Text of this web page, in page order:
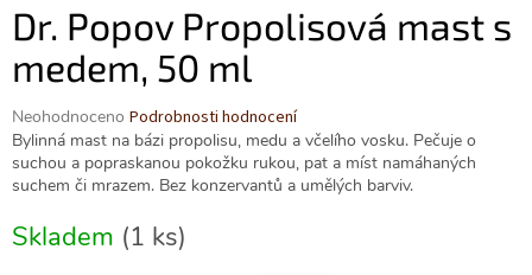
Dr. Popov Propolisová mast s
medem, 50 ml
Průměrné
hodnocení
produktu
je
z
5
Neohodnoceno Podrobnosti hodnocení
Bylinná mast na bázi propolisu, medu a včelího vosku. Pečuje o
suchou a popraskanou pokožku rukou, pat a míst namáhaných
suchem či mrazem. Bez konzervantů a umělých barviv.
Skladem (1 ks)